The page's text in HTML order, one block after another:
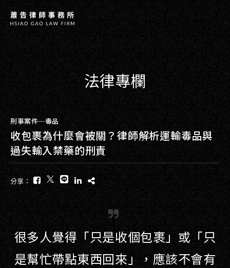
法律專欄
刑事案件─毒品
收包裹為什麼會被關？律師解析運輸毒品與
過失輸入禁藥的刑責
分享：
很多人覺得「只是收個包裹」或「只
是幫忙帶點東西回來」，應該不會有
COPYRIGHT © 2026 HSIAO